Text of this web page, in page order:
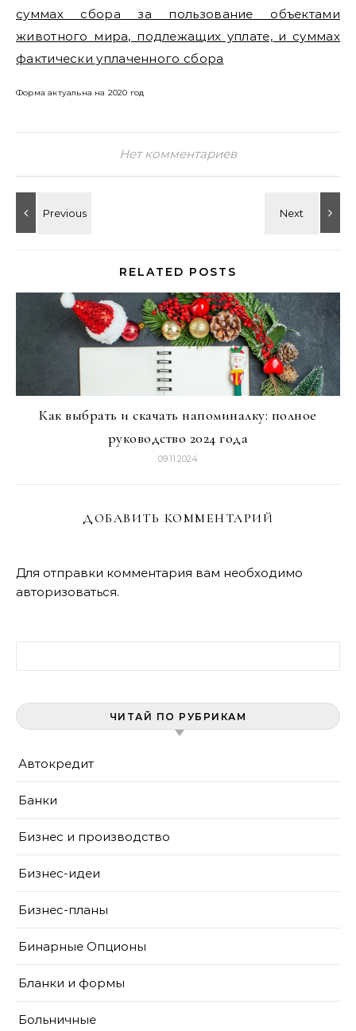
суммах сбора за пользование объектами
животного мира, подлежащих уплате, и суммах
фактически уплаченного сбора
Форма актуальна на 2020 год
Нет комментариев
RELATED POSTS
Как выбрать и скачать напоминалку: полное
руководство 2024 года
09.11.2024
ДОБАВИТЬ КОММЕНТАРИЙ
Для отправки комментария вам необходимо
авторизоваться.
ЧИТАЙ ПО РУБРИКАМ
Автокредит
Банки
Бизнес и производство
Бизнес-идеи
Бизнес-планы
Бинарные Опционы
Бланки и формы
Больничные